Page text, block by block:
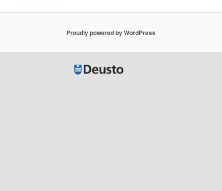
Proudly powered by WordPress